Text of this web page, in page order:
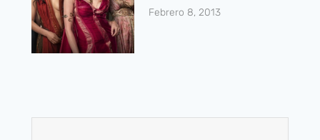
Febrero 8, 2013